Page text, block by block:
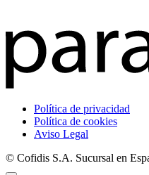
Política de privacidad
Política de cookies
Aviso Legal
© Cofidis S.A. Sucursal en